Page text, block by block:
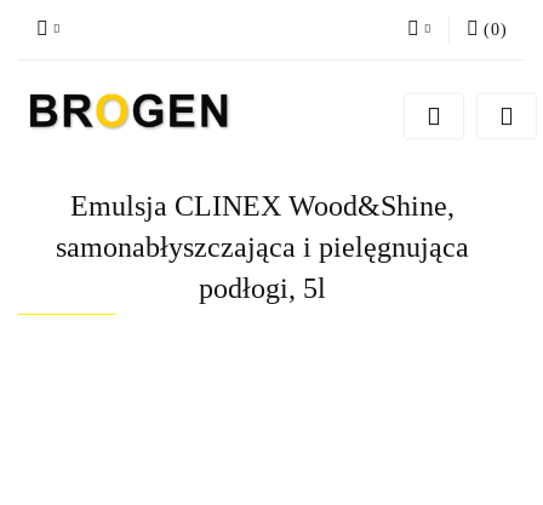
Zarejestruj się
Zgody cookies
(0)
Emulsja CLINEX Wood&Shine,
samonabłyszczająca i pielęgnująca
podłogi, 5l